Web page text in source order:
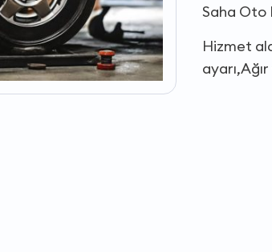
Saha Oto
Hizmet